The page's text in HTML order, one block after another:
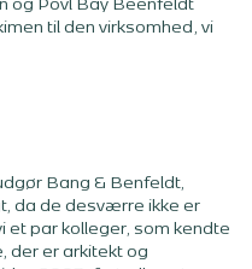
og Povl Bay Beenfeldt
til den virksomhed, vi
Bang & Benfeldt,
da de desværre ikke er
et par kolleger, som kendte
der er arkitekt og